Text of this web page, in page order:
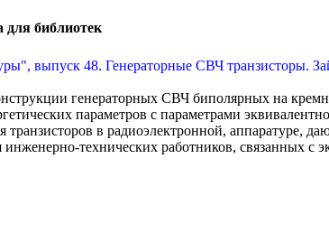
для библиотек
выпуск 48. Генераторные СВЧ транзисторы.
генераторных СВЧ биполярных на
параметров с параметрами
в радиоэлектронной, аппаратуре,
технических работников, связанных с